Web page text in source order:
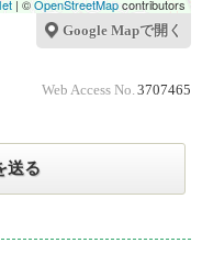
| ©OpenStreetMapcontributors
Google Mapで開く
Web Access No. 3707465
送る